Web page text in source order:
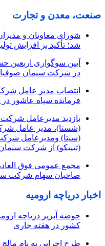
صنعت، معدن و تجارت
شورای معاونان و
شد؛ تأکید بر افزایش
آیین سوگواری اربعین
در شرکت سیمان
انتصاب مدیر عامل
فرمانده سپاه عاشور در
بازدید مدیرعامل
(شستا)، مدیر عامل
(سیتا) ومدیرعامل
(تیپیکو) از شرکت
مجمع عمومی فوق
صاحبان سهام شرکت
اخبار دریاچه ارومیه
حوضه آبریز دریاچه
کشور در هفته جاری
طرح اجرایی به نام مالچ